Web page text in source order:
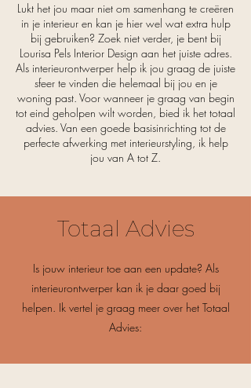
Lukt het jou maar niet om samenhang te creëren
in je interieur en kan je hier wel wat extra hulp
bij gebruiken? Zoek niet verder, je bent bij
Lourisa Pels Interior Design aan het juiste adres.
Als interieurontwerper help ik jou graag de juiste
sfeer te vinden die helemaal bij jou en je
woning past. Voor wanneer je graag van begin
tot eind geholpen wilt worden, bied ik het totaal
advies. Van een goede basisinrichting tot de
perfecte afwerking met interieurstyling, ik help
jou van A tot Z.
Totaal Advies
Is jouw interieur toe aan een update? Als
interieurontwerper kan ik je daar goed bij
helpen. Ik vertel je graag meer over het Totaal
Advies: